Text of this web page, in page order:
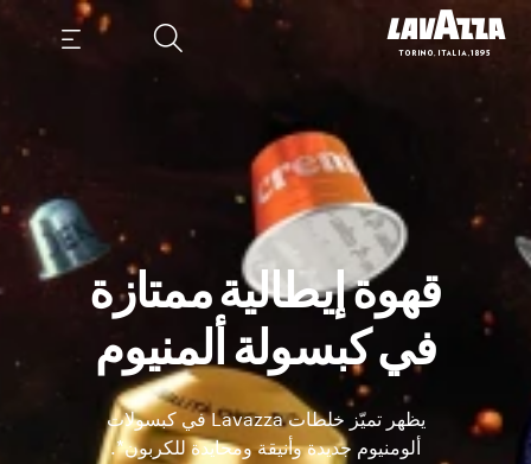
قهوة إيطالية ممتازة
في كبسولة ألمنيوم
يظهر تميّز خلطات Lavazza في كبسولات
ألومنيوم جديدة وأنيقة ومحايدة للكربون*.